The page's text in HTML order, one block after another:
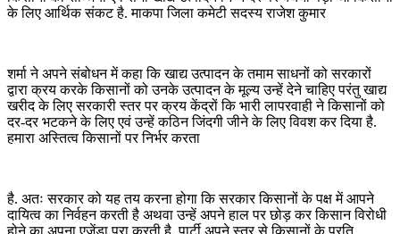
के लिए आर्थिक संकट है. माकपा जिला कमेटी सदस्य राजेश कुमार
शर्मा ने अपने संबोधन में कहा कि खाद्य उत्पादन के तमाम साधनों को सरकारों
द्वारा क्रय करके किसानों को उनके उत्पादन के मूल्य उन्हें देने चाहिए परंतु खाद्य
खरीद के लिए सरकारी स्तर पर क्रय केंद्रों कि भारी लापरवाही ने किसानों को
दर-दर भटकने के लिए एवं उन्हें कठिन जिंदगी जीने के लिए विवश कर दिया है.
हमारा अस्तित्व किसानों पर निर्भर करता
है. अतः सरकार को यह तय करना होगा कि सरकार किसानों के पक्ष में आपने
दायित्व का निर्वहन करती है अथवा उन्हें अपने हाल पर छोड़ कर किसान विरोधी
होने का अपना एजेंडा पूरा करती है. पार्टी अपने स्तर से किसानों के प्रति